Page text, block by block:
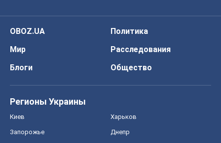
OBOZ.UA
Политика
Мир
Расследования
Блоги
Общество
Регионы Украины
Киев Харьков
Запорожье Днепр